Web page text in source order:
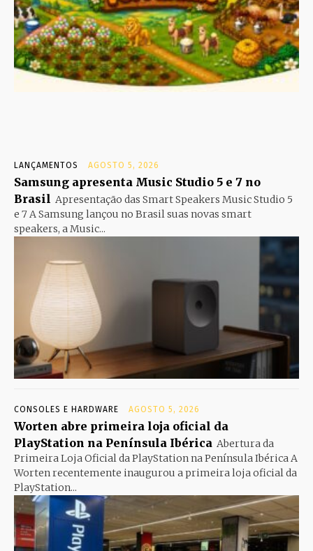
LANÇAMENTOS AGOSTO 5, 2026
Samsung apresenta Music Studio 5 e 7 no
Brasil Apresentação das Smart Speakers Music Studio 5
e 7 A Samsung lançou no Brasil suas novas smart
speakers, a Music...
CONSOLES E HARDWARE AGOSTO 5, 2026
Worten abre primeira loja oficial da
PlayStation na Península Ibérica Abertura da
Primeira Loja Oficial da PlayStation na Península Ibérica A
Worten recentemente inaugurou a primeira loja oficial da
PlayStation...